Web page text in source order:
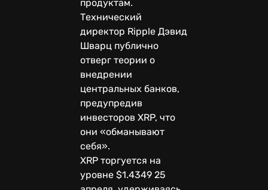
продуктам.
Технический
директор Ripple Дэвид
Шварц публично
отверг теории о
внедрении
центральных банков,
предупредив
инвесторов XRP, что
они «обманывают
себя».
XRP торгуется на
уровне $1.4349 25